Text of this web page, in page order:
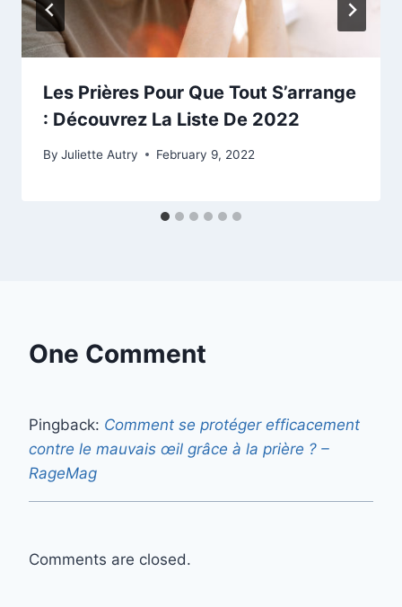
Les Prières Pour Que Tout S’arrange
: Découvrez La Liste De 2022
By Juliette Autry February 9, 2022
One Comment
Pingback: Comment se protéger efficacement
contre le mauvais œil grâce à la prière ? –
RageMag
Comments are closed.